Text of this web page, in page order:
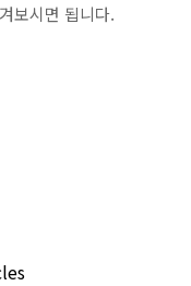
보시면 됩니다.